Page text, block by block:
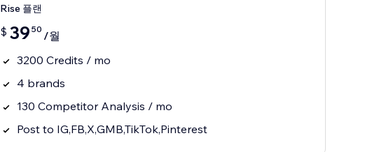
Rise 플랜
$ 39 50 /월
3200 Credits / mo
4 brands
130 Competitor Analysis / mo
Post to IG,FB,X,GMB,TikTok,Pinterest